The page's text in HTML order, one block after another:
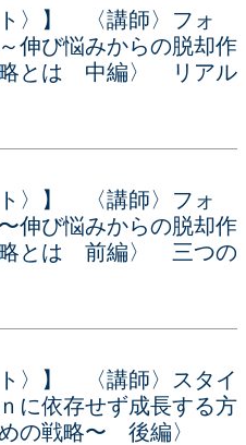
〉】 〈講師〉フォ
伸び悩みからの脱却作
略とは 中編〉 リアル
〉】 〈講師〉フォ
伸び悩みからの脱却作
略とは 前編〉 三つの
〉】 〈講師〉スタイ
に依存せず成長する方
の戦略〜 後編〉